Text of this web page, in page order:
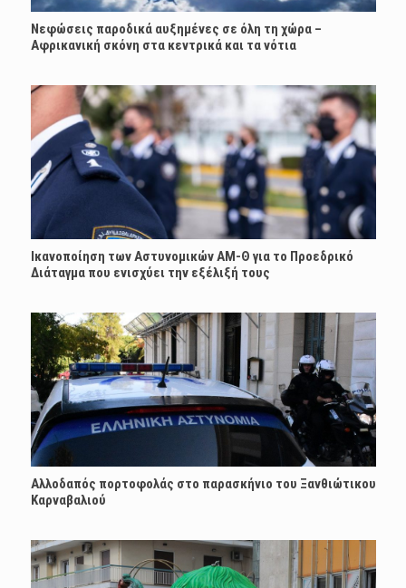
Νεφώσεις παροδικά αυξημένες σε όλη τη χώρα –
Αφρικανική σκόνη στα κεντρικά και τα νότια
Ικανοποίηση των Αστυνομικών ΑΜ-Θ για το Προεδρικό
Διάταγμα που ενισχύει την εξέλιξή τους
Αλλοδαπός πορτοφολάς στο παρασκήνιο του Ξανθιώτικου
Καρναβαλιού